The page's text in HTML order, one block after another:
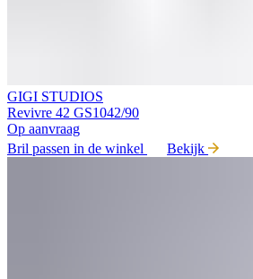
GIGI STUDIOS
Revivre 42 GS1042/90
Op aanvraag
Bril passen in de winkel
Bekijk